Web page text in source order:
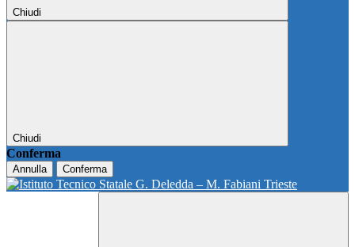
Chiudi
Chiudi
Conferma
Annulla Conferma